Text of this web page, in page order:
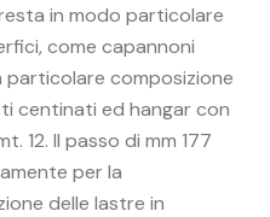
in modo particolare
come capannoni
particolare composizione
centinati ed hangar con
12. Il passo di mm 177
per la
delle lastre in